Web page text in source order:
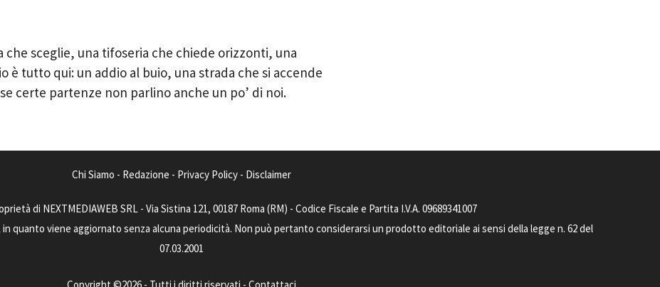
sceglie, una tifoseria che chiede orizzonti, una
è tutto qui: un addio al buio, una strada che si accende
certe partenze non parlino anche un po’ di noi.
Chi Siamo - Redazione - Privacy Policy - Disclaimer
di NEXTMEDIAWEB SRL - Via Sistina 121, 00187 Roma (RM) - Codice Fiscale e Partita I.V.A. 09689341007
quanto viene aggiornato senza alcuna periodicità. Non può pertanto considerarsi un prodotto editoriale ai sensi della legge n. 62 del
07.03.2001
Copyright ©2026 - Tutti i diritti riservati - Contattaci